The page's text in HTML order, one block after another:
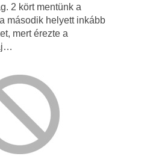
2 kört mentünk a
második helyett inkább
mert érezte a